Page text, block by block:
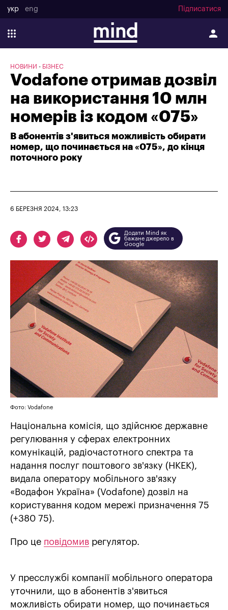
укр eng Підписатися
НОВИНИ БІЗНЕС
Vodafone отримав дозвіл
на використання 10 млн
номерів із кодом «075»
В абонентів з'явиться можливість обирати
номер, що починається на «075», до кінця
поточного року
6 БЕРЕЗНЯ 2024, 13:23
Додати Mind як
бажане джерело в
Google
Фото: Vodafone
Національна комісія, що здійснює державне
регулювання у сферах електронних
комунікацій, радіочастотного спектра та
надання послуг поштового зв'язку (НКЕК),
видала оператору мобільного зв'язку
«Водафон Україна» (Vodafone) дозвіл на
користування кодом мережі призначення 75
(+380 75).
Про це повідомив регулятор.
У пресслужбі компанії мобільного оператора
уточнили, що в абонентів з'явиться
можливість обирати номер, що починається